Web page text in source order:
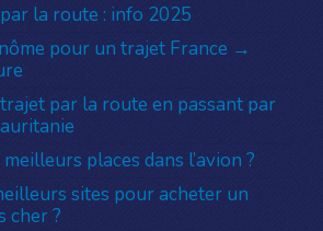
la route : info 2025
pour un trajet France →
par la route en passant par
places dans l’avion ?
sites pour acheter un
cher ?